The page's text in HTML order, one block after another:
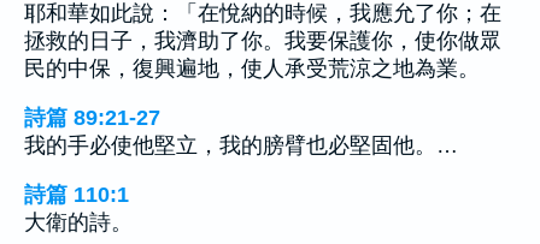
耶和華如此說：「在悅納的時候，我應允了你；在
拯救的日子，我濟助了你。我要保護你，使你做眾
民的中保，復興遍地，使人承受荒涼之地為業。
詩篇 89:21-27
我的手必使他堅立，我的膀臂也必堅固他。…
詩篇 110:1
大衛的詩。